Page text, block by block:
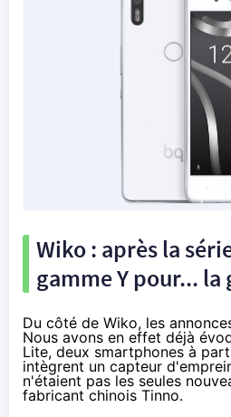
Wiko : après la
gamme Y pour... la
Du côté de Wiko, les
Nous avons en effet déjà
Lite, deux smartphonesà
intègrent un capteur
n'étaient pas les seules
fabricant chinois Tinno.